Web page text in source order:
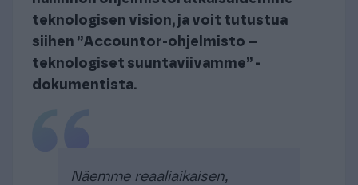
teknologisen vision, ja voit tutustua
siihen ”Accountor-ohjelmisto –
teknologiset suuntaviivamme” -
dokumentista.
Näemme reaaliaikaisen,